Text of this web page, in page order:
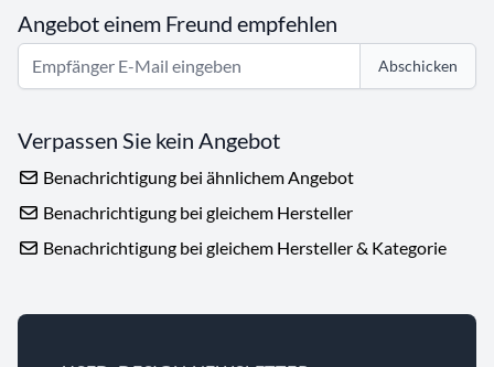
Angebot einem Freund empfehlen
Abschicken
Verpassen Sie kein Angebot
Benachrichtigung bei ähnlichem Angebot
Benachrichtigung bei gleichem Hersteller
Benachrichtigung bei gleichem Hersteller & Kategorie